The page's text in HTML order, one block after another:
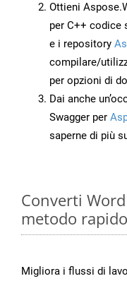
Ottieni
per C++ codice
e i repository
compilare/
per opzioni di
Dai anche
Swagger per
saperne di più
Converti
metodo
Migliora i flussi di